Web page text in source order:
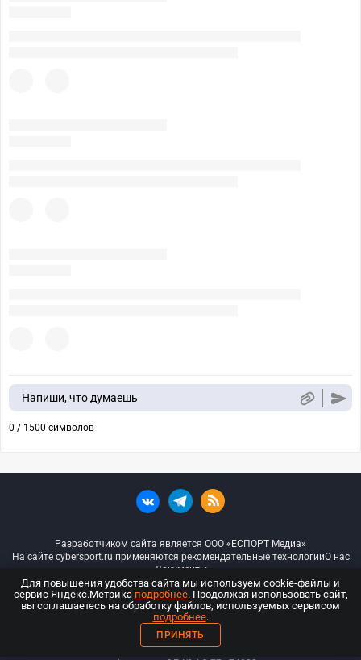
Напиши, что думаешь
0 / 1500 символов
Разработчиком сайта является ООО «ЕСПОРТ Медиа»
На сайте cybersport.ru применяются рекомендательные технологииО нас
Документы
© ООО «Киберспорт.ру» — Все права защищены
18+
ООО «Киберспорт.ру». Свидетельство о регистрации средств массовой
Для повышения удобства сайта мы используем cookie-файлы и
сервис Яндекс.Метрика подробнее. Продолжая использовать сайт,
вы соглашаетесь на обработку файлов, используемых сервисом
подробнее.
ПРИНЯТЬ